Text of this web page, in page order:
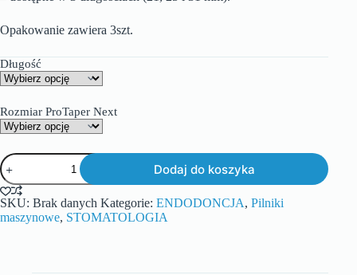
Opakowanie zawiera 3szt.
Długość
Rozmiar ProTaper Next
Dodaj do koszyka
SKU: Brak danych Kategorie: ENDODONCJA, Pilniki
maszynowe, STOMATOLOGIA